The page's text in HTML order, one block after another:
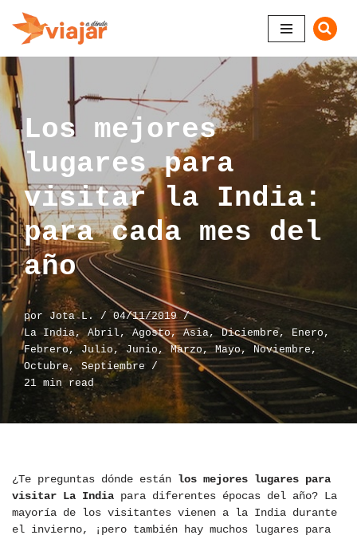
Saltar
al
contenido
Los mejores
lugares para
visitar la India:
para cada mes del
año
por Jota L.
04/11/2019
La India,Abril , Agosto,Asia,Diciembre, Enero ,
Febrero, Julio,Junio, Marzo,Mayo, Noviembre ,
Octubre,Septiembre
21 min read
¿Te preguntas dónde están los mejores lugares para
visitar La India para diferentes épocas del año? La
mayoría de los visitantes vienen a la India durante
el invierno, ¡pero también hay muchos lugares para